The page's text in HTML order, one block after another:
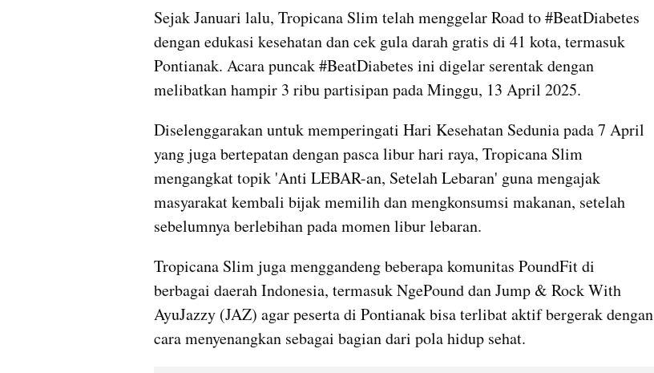
Sejak Januari lalu, Tropicana Slim telah menggelar Road to #BeatDiabetes
dengan edukasi kesehatan dan cek gula darah gratis di 41 kota, termasuk
Pontianak. Acara puncak #BeatDiabetes ini digelar serentak dengan
melibatkan hampir 3 ribu partisipan pada Minggu, 13 April 2025.
Diselenggarakan untuk memperingati Hari Kesehatan Sedunia pada 7 April
yang juga bertepatan dengan pasca libur hari raya, Tropicana Slim
mengangkat topik 'Anti LEBAR-an, Setelah Lebaran' guna mengajak
masyarakat kembali bijak memilih dan mengkonsumsi makanan, setelah
sebelumnya berlebihan pada momen libur lebaran.
Tropicana Slim juga menggandeng beberapa komunitas PoundFit di
berbagai daerah Indonesia, termasuk NgePound dan Jump & Rock With
AyuJazzy (JAZ) agar peserta di Pontianak bisa terlibat aktif bergerak dengan
cara menyenangkan sebagai bagian dari pola hidup sehat.